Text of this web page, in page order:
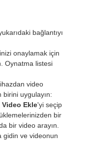
bağlantıyı
onaylamak için
Oynatma listesi
video
uygulayın:
Video Ekle'yi seçip
bir
bir video arayın.
gidin ve videonun